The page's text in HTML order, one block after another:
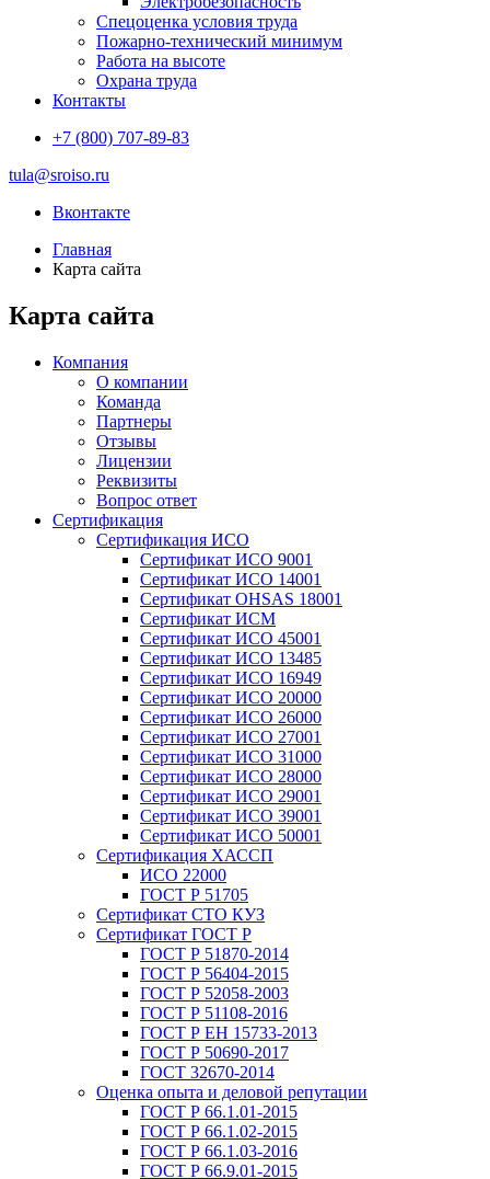
Спецоценка условия труда
Пожарно-технический минимум
Работа на высоте
Охрана труда
Контакты
+7 (800) 707-89-83
tula@sroiso.ru
Вконтакте
Главная
Карта сайта
Карта сайта
Компания
О компании
Команда
Партнеры
Отзывы
Лицензии
Реквизиты
Вопрос ответ
Сертификация
Сертификация ИСО
Сертификат ИСО 9001
Сертификат ИСО 14001
Сертификат OHSAS 18001
Сертификат ИСМ
Сертификат ИСО 45001
Сертификат ИСО 13485
Сертификат ИСО 16949
Сертификат ИСО 20000
Сертификат ИСО 26000
Сертификат ИСО 27001
Сертификат ИСО 31000
Сертификат ИСО 28000
Сертификат ИСО 29001
Сертификат ИСО 39001
Сертификат ИСО 50001
Сертификация ХАССП
ИСО 22000
ГОСТ Р 51705
Сертификат СТО КУЗ
Сертификат ГОСТ Р
ГОСТ Р 51870-2014
ГОСТ Р 56404-2015
ГОСТ Р 52058-2003
ГОСТ Р 51108-2016
ГОСТ Р ЕН 15733-2013
ГОСТ Р 50690-2017
ГОСТ 32670-2014
Оценка опыта и деловой репутации
ГОСТ Р 66.1.01-2015
ГОСТ Р 66.1.02-2015
ГОСТ Р 66.1.03-2016
ГОСТ Р 66.9.01-2015